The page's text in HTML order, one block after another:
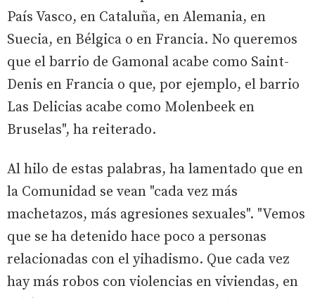
País Vasco, en Cataluña, en Alemania, en
Suecia, en Bélgica o en Francia. No queremos
que el barrio de Gamonal acabe como Saint-
Denis en Francia o que, por ejemplo, el barrio
Las Delicias acabe como Molenbeek en
Bruselas", ha reiterado.
Al hilo de estas palabras, ha lamentado que en
la Comunidad se vean "cada vez más
machetazos, más agresiones sexuales". "Vemos
que se ha detenido hace poco a personas
relacionadas con el yihadismo. Que cada vez
hay más robos con violencias en viviendas, en